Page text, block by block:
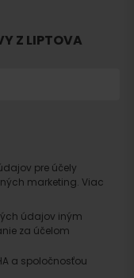
Z LIPTOVA
pre účely
marketing. Viac
údajov iným
za účelom
a spoločnosťou